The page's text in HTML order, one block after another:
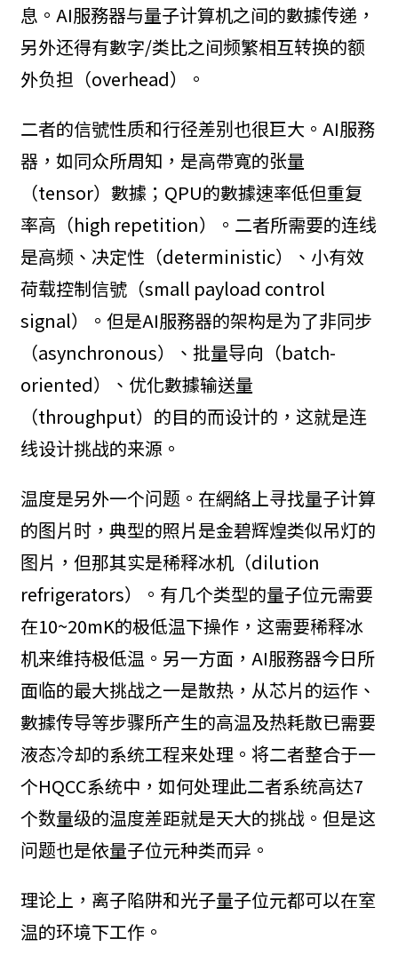
息。AI服務器与量子计算机之间的數據传递，
另外还得有數字/类比之间频繁相互转换的额
外负担（overhead）。
二者的信號性质和行径差别也很巨大。AI服務
器，如同众所周知，是高帶寬的张量
（tensor）數據；QPU的數據速率低但重复
率高（high repetition）。二者所需要的连线
是高频、决定性（deterministic）、小有效
荷载控制信號（small payload control
signal）。但是AI服務器的架构是为了非同步
（asynchronous）、批量导向（batch-
oriented）、优化數據输送量
（throughput）的目的而设计的，这就是连
线设计挑战的来源。
温度是另外一个问题。在網絡上寻找量子计算
的图片时，典型的照片是金碧辉煌类似吊灯的
图片，但那其实是稀释冰机（dilution
refrigerators）。有几个类型的量子位元需要
在10~20mK的极低温下操作，这需要稀释冰
机来维持极低温。另一方面，AI服務器今日所
面临的最大挑战之一是散热，从芯片的运作、
數據传导等步骤所产生的高温及热耗散已需要
液态冷却的系统工程来处理。将二者整合于一
个HQCC系统中，如何处理此二者系统高达7
个数量级的温度差距就是天大的挑战。但是这
问题也是依量子位元种类而异。
理论上，离子陷阱和光子量子位元都可以在室
温的环境下工作。